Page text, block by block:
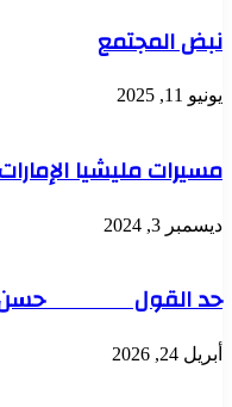
نبض المجتمع
يونيو 11, 2025
مسيرات مليشيا
ديسمبر 3, 2024
حد القول حسن
أبريل 24, 2026